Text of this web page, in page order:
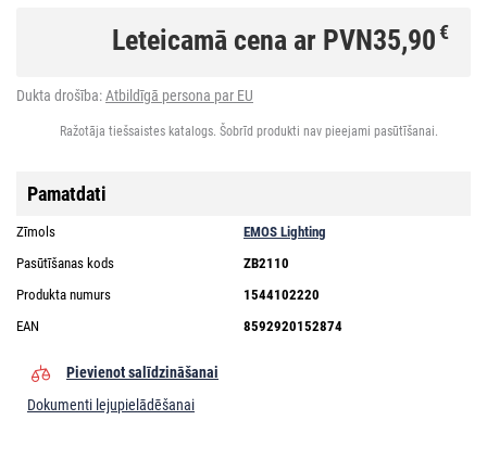
Leteicamā cena ar PVN35,90€
Dukta drošība:Atbildīgā persona par EU
Ražotāja tiešsaistes katalogs. Šobrīd produkti nav pieejami pasūtīšanai.
Pamatdati
Zīmols
EMOS Lighting
Pasūtīšanas kods
ZB2110
Produkta numurs
1544102220
EAN
8592920152874
Pievienot salīdzināšanai
Dokumenti lejupielādēšanai